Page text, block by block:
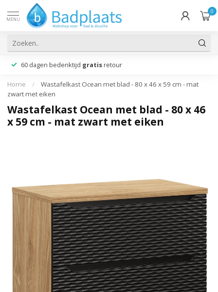
MENU
0
60 dagen bedenktijd gratis retour
Home /
Wastafelkast Ocean met blad - 80 x 46 x 59 cm - mat
zwart met eiken
Wastafelkast Ocean met blad - 80 x 46
x 59 cm - mat zwart met eiken